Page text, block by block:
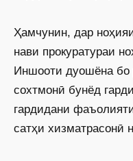
Ҳамчунин, дар
нави прокуратураи
Иншооти дуошёна бо
сохтмонӣ бунёд
гардидани
сатҳи хизматрасонӣ